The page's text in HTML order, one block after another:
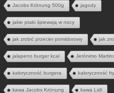
Jacobs Krönung 500g jagody
jakie ptaki śpiewają w nocy
jak zrobić przecier pomidorowy jak
jalapeno burger kcal Jerónimo
kaloryczność burgera kaloryczność
kawa Jacobs Krönung kawa Lidl